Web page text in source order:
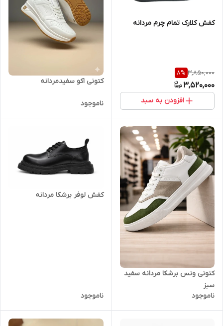
کفش کلارک تمام چرم مردانه
3,850,000
8%
3,520,000
افزودن به سبد
کتونی اکو سفیدمردانه
ناموجود
کتونی ونس برشکا مردانه سفید
سبز
ناموجود
کفش لوفر برشکا مردانه
ناموجود